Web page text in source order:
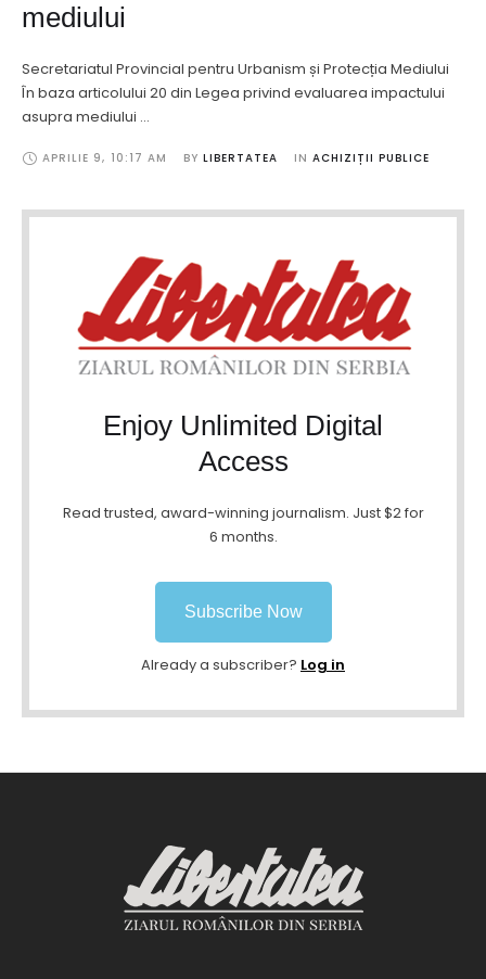
mediului
Secretariatul Provincial pentru Urbanism și Protecția Mediului
În baza articolului 20 din Legea privind evaluarea impactului
asupra mediului …
APRILIE 9, 10:17 AM BY LIBERTATEA IN ACHIZIȚII PUBLICE
Enjoy Unlimited Digital
Access
Read trusted, award-winning journalism. Just $2 for
6 months.
Subscribe Now
Already a subscriber? Log in